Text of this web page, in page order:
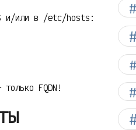
и/или в /etc/hosts:
FQDN!